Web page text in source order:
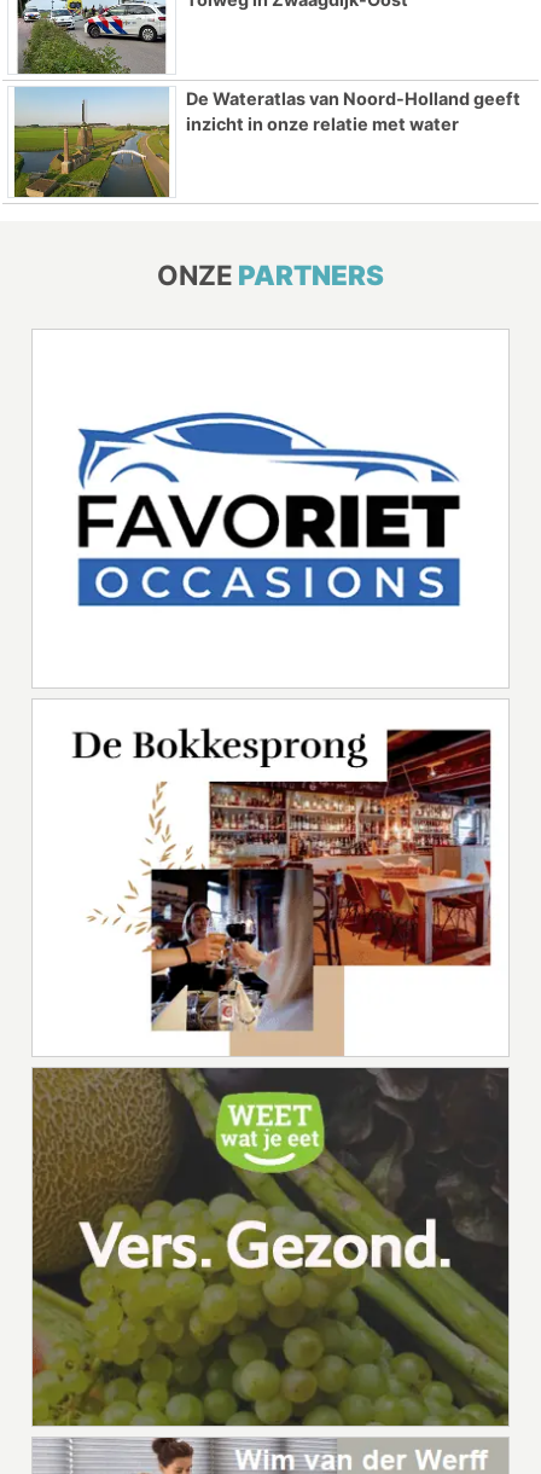
De Wateratlas van Noord-Holland geeft
inzicht in onze relatie met water
ONZE PARTNERS